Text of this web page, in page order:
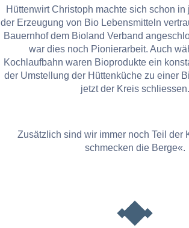
Hüttenwirt Christoph machte sich schon in
der Erzeugung von Bio Lebensmitteln
Bauernhof dem Bioland Verband
war dies noch Pionierarbeit. Auch
Kochlaufbahn waren Bioprodukte ein
der Umstellung der Hüttenküche zu einer
jetzt der Kreis schliessen.
Zusätzlich sind wir immer noch Teil der
schmecken die Berge«.